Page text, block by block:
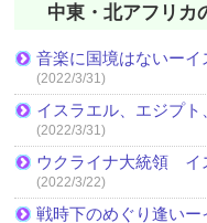
中東・北アフリカ
音楽に国境はないーイ
(2022/3/31)
イスラエル、エジプ
(2022/3/31)
ウクライナ大統領 イ
(2022/3/22)
戦時下のめぐり逢いー